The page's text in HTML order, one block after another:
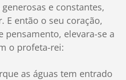
e constantes,
E então o seu coração,
pensamento, elevara-se a
o profeta-rei:
as águas tem entrado